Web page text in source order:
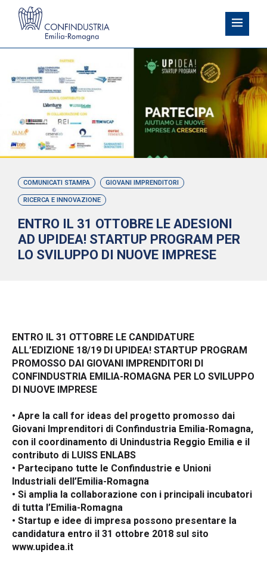
COMUNICATI STAMPA GIOVANI IMPRENDITORI
RICERCA E INNOVAZIONE
ENTRO IL 31 OTTOBRE LE ADESIONI
AD UPIDEA! STARTUP PROGRAM PER
LO SVILUPPO DI NUOVE IMPRESE
ENTRO IL 31 OTTOBRE LE CANDIDATURE
ALL’EDIZIONE 18/19 DI UPIDEA! STARTUP PROGRAM
PROMOSSO DAI GIOVANI IMPRENDITORI DI
CONFINDUSTRIA EMILIA-ROMAGNA PER LO SVILUPPO
DI NUOVE IMPRESE
• Apre la call for ideas del progetto promosso dai
Giovani Imprenditori di Confindustria Emilia-Romagna,
con il coordinamento di Unindustria Reggio Emilia e il
contributo di LUISS ENLABS
• Partecipano tutte le Confindustrie e Unioni
Industriali dell’Emilia-Romagna
• Si amplia la collaborazione con i principali incubatori
di tutta l’Emilia-Romagna
• Startup e idee di impresa possono presentare la
candidatura entro il 31 ottobre 2018 sul sito
www.upidea.it